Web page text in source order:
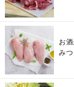
お
み